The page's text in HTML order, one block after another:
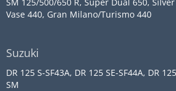
Vase 440, Gran Milano/Turismo 440
Suzuki
DR 125 S-SF43A, DR 125 SE-SF44A, DR 125
SM